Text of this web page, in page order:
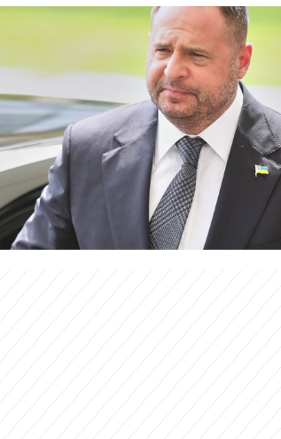
protikorupční soud ve
Andrije Jermaka do
hřiven (66 milionů Kč).
který patřil k vlivným
čelí obviněním z
Národní protikorupční
není předmětem žádného